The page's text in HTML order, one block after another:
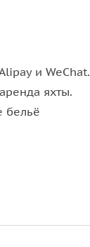
и WeChat.
яхты.
бельё